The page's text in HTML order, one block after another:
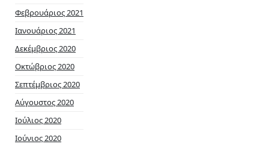
Φεβρουάριος 2021
Ιανουάριος 2021
Δεκέμβριος 2020
Οκτώβριος 2020
Σεπτέμβριος 2020
Αύγουστος 2020
Ιούλιος 2020
Ιούνιος 2020